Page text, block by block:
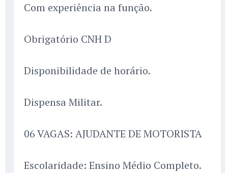
Com experiência na função.
Obrigatório CNH D
Disponibilidade de horário.
Dispensa Militar.
06 VAGAS: AJUDANTE DE MOTORISTA
Escolaridade: Ensino Médio Completo.